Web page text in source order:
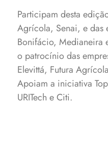
Participam desta
Agrícola, Senai, e das
Bonifácio, Medianeira
o patrocínio das
Elevittá, Futura
Apoiam a iniciativa
URITech e Citi.